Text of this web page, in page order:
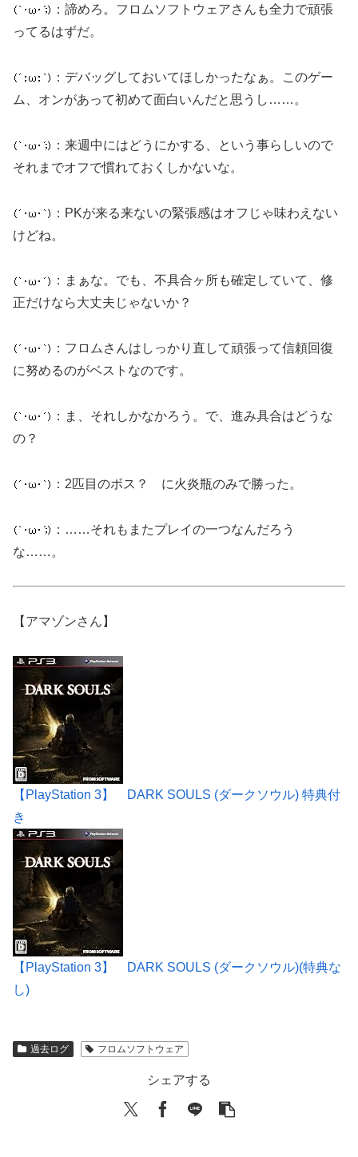
：諦めろ。フロムソフトウェアさんも全力で頑張
ってるはずだ。
：デバッグしておいてほしかったなぁ。このゲー
ム、オンがあって初めて面白いんだと思うし……。
：来週中にはどうにかする、という事らしいので
それまでオフで慣れておくしかないな。
：PKが来る来ないの緊張感はオフじゃ味わえない
けどね。
：まぁな。でも、不具合ヶ所も確定していて、修
正だけなら大丈夫じゃないか？
：フロムさんはしっかり直して頑張って信頼回復
に努めるのがベストなのです。
：ま、それしかなかろう。で、進み具合はどうな
の？
：2匹目のボス？ に火炎瓶のみで勝った。
：……それもまたプレイの一つなんだろう
な……。
【アマゾンさん】
【PlayStation 3】 DARK SOULS (ダークソウル) 特典付
き
【PlayStation 3】 DARK SOULS (ダークソウル)(特典な
し)
過去ログ フロムソフトウェア
シェアする